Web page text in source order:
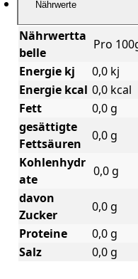
Nährwerte
Nährwertta
belle
Pro
Energie kj
0,0 kj
Energie kcal 0,0 kcal
Fett
0,0 g
gesättigte
Fettsäuren
0,0 g
Kohlenhydr
ate
0,0 g
davon
Zucker
0,0 g
Proteine
0,0 g
Salz
0,0 g